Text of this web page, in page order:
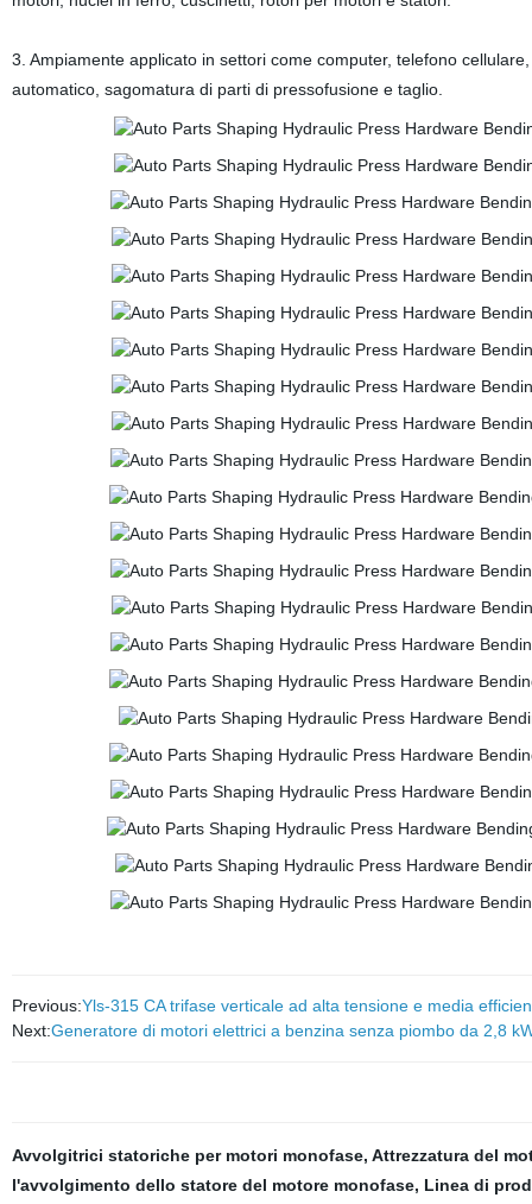
3. Ampiamente applicato in settori come computer, telefono
automatico, sagomatura di parti di pressofusione e taglio.
Previous:Yls-315 CA trifase verticale ad alta tensione e media
Next:Generatore di motori elettrici a benzina senza piombo da 2,8
Avvolgitrici statoriche per motori monofase, Attrezzatura del
l'avvolgimento dello statore del motore monofase, Linea di